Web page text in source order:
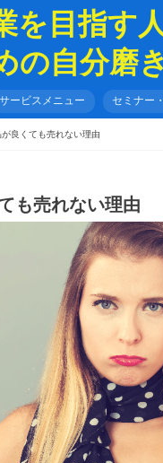
を目指す
の自分磨
サービスメニュー セミナー
が良くても売れない理由
も売れない理由